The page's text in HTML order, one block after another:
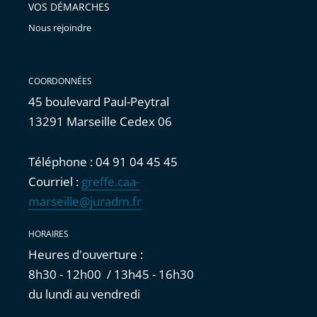
VOS DÉMARCHES
Nous rejoindre
COORDONNÉES
45 boulevard Paul-Peytral
13291 Marseille Cedex 06
Téléphone : 04 91 04 45 45
Courriel : greffe.caa-
marseille@juradm.fr
HORAIRES
Heures d'ouverture :
8h30 - 12h00 / 13h45 - 16h30
du lundi au vendredi